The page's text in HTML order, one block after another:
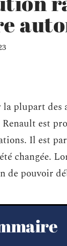
plupart des
est
Il est
changée.
de pouvoir